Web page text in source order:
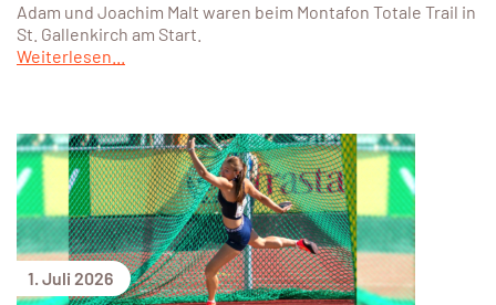
Adam und Joachim Malt waren beim Montafon Totale Trail in
St. Gallenkirch am Start.
Weiterlesen...
1. Juli 2026